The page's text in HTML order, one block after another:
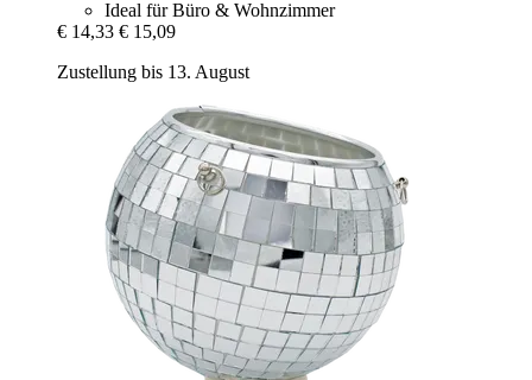
Ideal für Büro & Wohnzimmer
€ 14,33 € 15,09
Zustellung bis 13. August